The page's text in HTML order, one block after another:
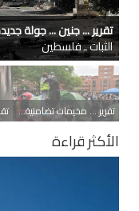
تقرير ... أفراح رغم
الثبات ـ فلسطين
تقرير ... مخيمات تضامنية مع غزة .. الطلاب في الجامعات الأميركية يواصلون احتجاجاتهم
الأكثر قراءة